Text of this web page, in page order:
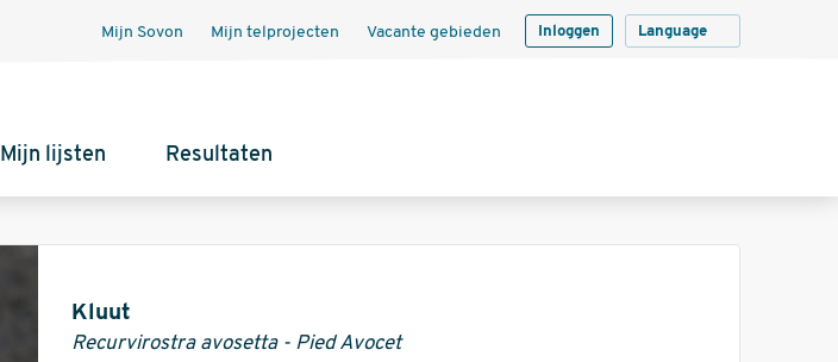
Mijn Sovon Mijn telprojecten Vacante gebieden Inloggen Language
Mijn lijsten Resultaten
Informatie
Kluut
Recurvirostra avosetta - Pied Avocet